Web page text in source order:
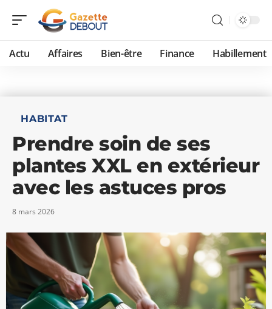
Actu Affaires Bien-être Finance Habillement
HABITAT
Prendre soin de ses
plantes XXL en extérieur
avec les astuces pros
8 mars 2026